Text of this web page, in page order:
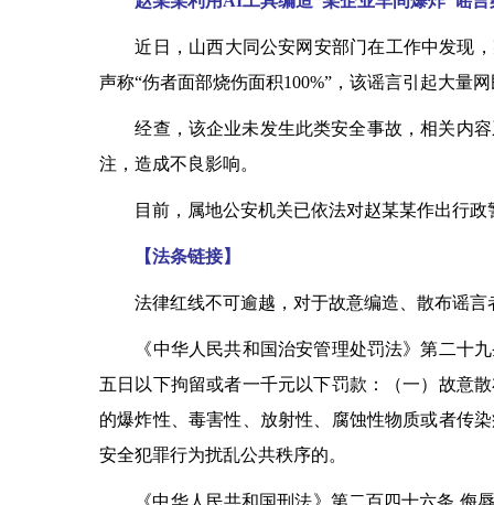
近日，山西大同公安网安部门在工作中发现，
声称“伤者面部烧伤面积100%”，该谣言引起大量
经查，该企业未发生此类安全事故，相关内容
注，造成不良影响。
目前，属地公安机关已依法对赵某某作出行政
【法条链接】
法律红线不可逾越，对于故意编造、散布谣言
《中华人民共和国治安管理处罚法》第二十九
五日以下拘留或者一千元以下罚款：（一）故意
的爆炸性、毒害性、放射性、腐蚀性物质或者传
安全犯罪行为扰乱公共秩序的。